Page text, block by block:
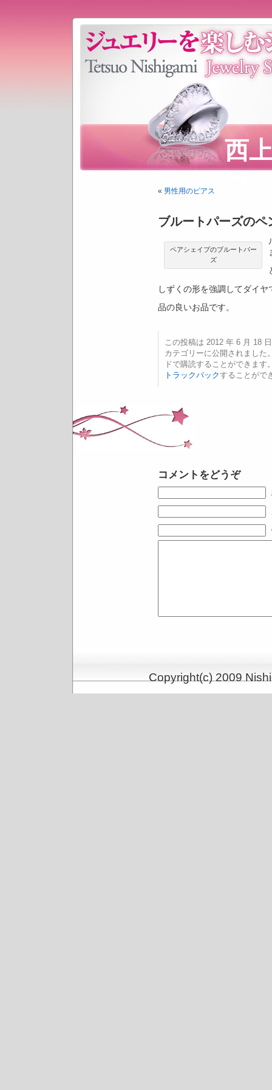
西
« 男性用のピアス
ブルートパーズのペ
ペアシェイプのブルートパー
ズ
しずくの形を強調してダイ
品の良いお品です。
この投稿は 2012 年 6 月 18
カテゴリーに公開されまし
ドで購読することができます
トラックバックすることがで
コメントをどうぞ
Copyright(c) 2009